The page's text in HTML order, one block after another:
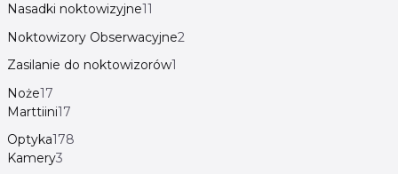
Nasadki noktowizyjne11
Noktowizory Obserwacyjne2
Zasilanie do noktowizorów1
Noże17
Marttiini17
Optyka178
Kamery3